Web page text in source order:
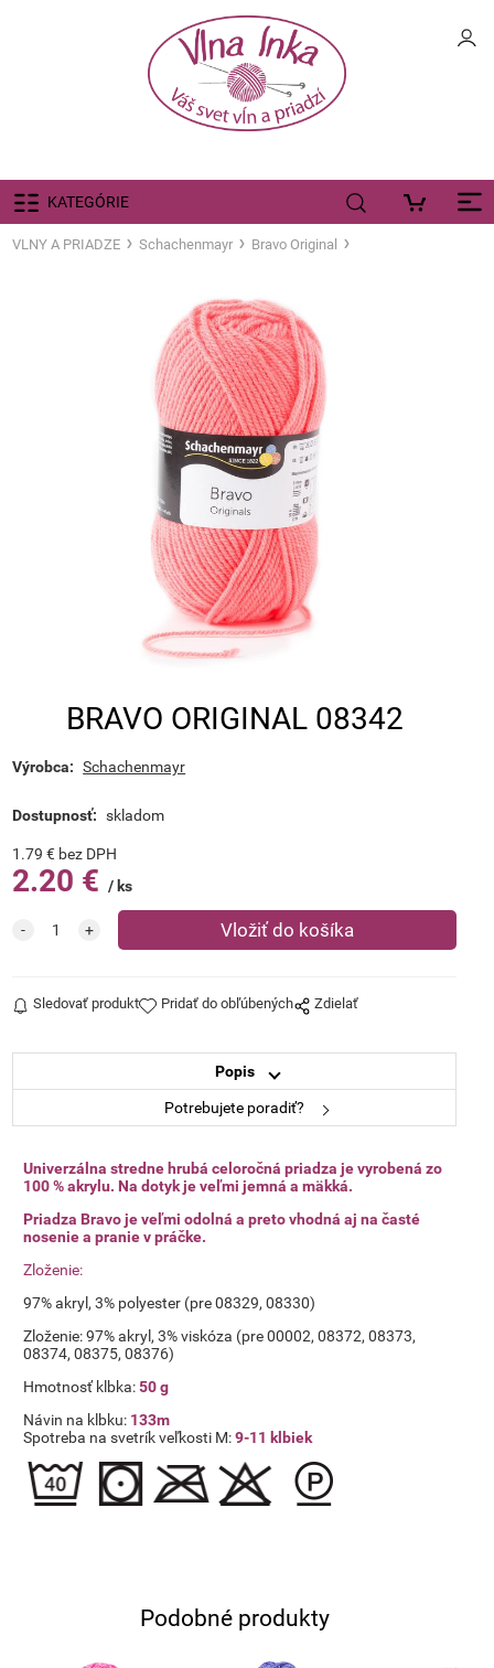
KATEGÓRIE
VLNY A PRIADZE Schachenmayr Bravo Original
BRAVO ORIGINAL 08342
Výrobca: Schachenmayr
Dostupnosť: skladom
1.79 € bez DPH
2.20 € ks
Sledovať produkt Pridať do obľúbených Zdielať
Popis
Potrebujete poradiť?
Univerzálna stredne hrubá celoročná priadza je vyrobená zo
100 % akrylu. Na dotyk je veľmi jemná a mäkká.
Priadza Bravo je veľmi odolná a preto vhodná aj na časté
nosenie a pranie v práčke.
Zloženie:
97% akryl, 3% polyester (pre 08329, 08330)
Zloženie: 97% akryl, 3% viskóza (pre 00002, 08372, 08373,
08374, 08375, 08376)
Hmotnosť klbka:50 g
Návin na klbku: 133m
Spotreba na svetrík veľkosti M:9-11 klbiek
Podobné produkty